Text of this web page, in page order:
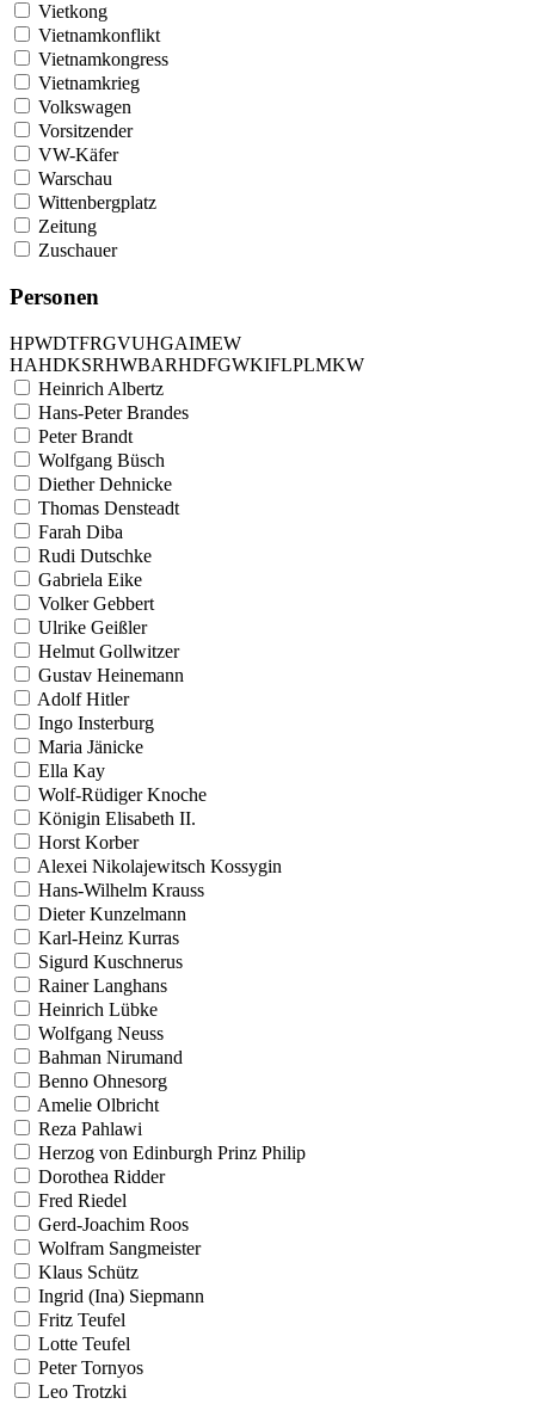
Vietkong
Vietnamkonflikt
Vietnamkongress
Vietnamkrieg
Volkswagen
Vorsitzender
VW-Käfer
Warschau
Wittenbergplatz
Zeitung
Zuschauer
Personen
HPWDTFRGVUHGAIMEW
HAHDKSRHWBARHDFGWKIFLPLMKW
Heinrich Albertz
Hans-Peter Brandes
Peter Brandt
Wolfgang Büsch
Diether Dehnicke
Thomas Densteadt
Farah Diba
Rudi Dutschke
Gabriela Eike
Volker Gebbert
Ulrike Geißler
Helmut Gollwitzer
Gustav Heinemann
Adolf Hitler
Ingo Insterburg
Maria Jänicke
Ella Kay
Wolf-Rüdiger Knoche
Königin Elisabeth II.
Horst Korber
Alexei Nikolajewitsch Kossygin
Hans-Wilhelm Krauss
Dieter Kunzelmann
Karl-Heinz Kurras
Sigurd Kuschnerus
Rainer Langhans
Heinrich Lübke
Wolfgang Neuss
Bahman Nirumand
Benno Ohnesorg
Amelie Olbricht
Reza Pahlawi
Herzog von Edinburgh Prinz Philip
Dorothea Ridder
Fred Riedel
Gerd-Joachim Roos
Wolfram Sangmeister
Klaus Schütz
Ingrid (Ina) Siepmann
Fritz Teufel
Lotte Teufel
Peter Tornyos
Leo Trotzki